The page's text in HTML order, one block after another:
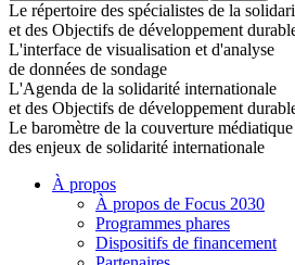
Le répertoire des spécialistes de la
et des Objectifs de développement
L'interface de visualisation et d'analyse
de données de sondage
L'Agenda de la solidarité internationale
et des Objectifs de développement
Le baromètre de la couverture médiatique
des enjeux de solidarité internationale
À propos
À propos de Focus 2030
Programmes phares
Dispositifs de financement